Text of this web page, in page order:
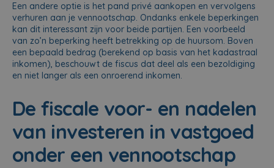
Een andere optie is het pand privé aankopen en vervolgens
verhuren aan je vennootschap. Ondanks enkele beperkingen
kan dit interessant zijn voor beide partijen. Een voorbeeld
van zo’n beperking heeft betrekking op de huursom. Boven
een bepaald bedrag (berekend op basis van het kadastraal
inkomen), beschouwt de fiscus dat deel als een bezoldiging
en niet langer als een onroerend inkomen.
De fiscale voor- en nadelen
van investeren in vastgoed
onder een vennootschap